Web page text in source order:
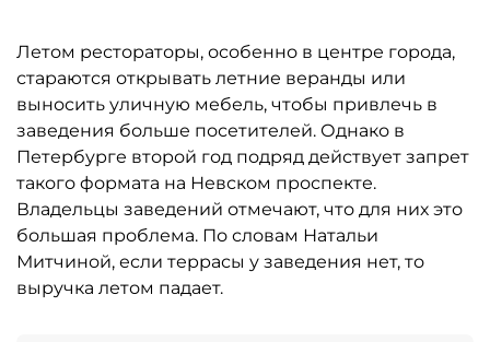
Летом рестораторы, особенно в центре города,
стараются открывать летние веранды или
выносить уличную мебель, чтобы привлечь в
заведения больше посетителей. Однако в
Петербурге второй год подряд действует запрет
такого формата на Невском проспекте.
Владельцы заведений отмечают, что для них это
большая проблема. По словам Натальи
Митчиной, если террасы у заведения нет, то
выручка летом падает.